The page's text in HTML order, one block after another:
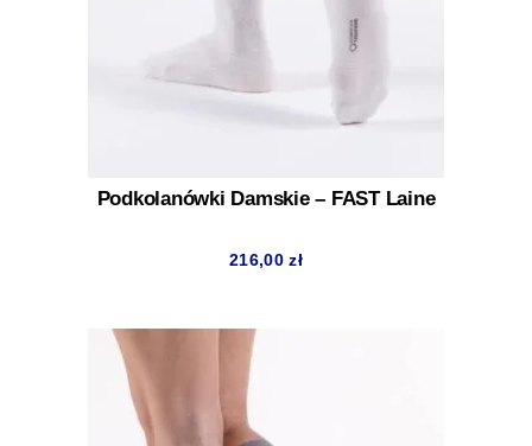
Podkolanówki Damskie – FAST Laine
216,00zł